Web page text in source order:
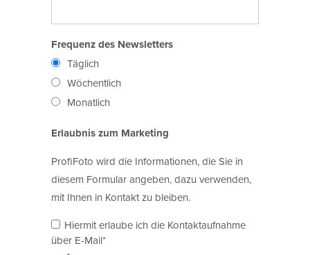
Frequenz des Newsletters
Täglich
Wöchentlich
Monatlich
Erlaubnis zum Marketing
ProfiFoto wird die Informationen, die Sie in
diesem Formular angeben, dazu verwenden,
mit Ihnen in Kontakt zu bleiben.
Hiermit erlaube ich die Kontaktaufnahme
über E-Mail*